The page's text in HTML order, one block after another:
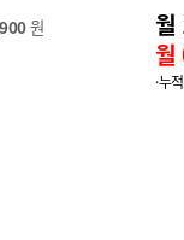
월
·누